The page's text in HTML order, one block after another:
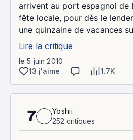
arrivent au port espagnol de
fête locale, pour dès le
une quinzaine de vacances
Lire la critique
le 5 juin 2010
13 j'aime
1.7K
7
Yoshii
252 critiques